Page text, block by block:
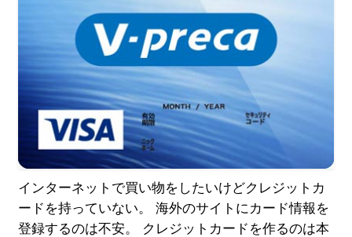
インターネットで買い物をしたいけどクレジットカ
ードを持っていない。 海外のサイトにカード情報を
登録するのは不安。 クレジットカードを作るのは本